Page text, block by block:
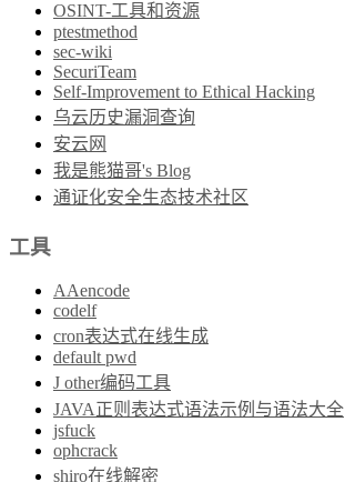
OSINT-工具和资源
ptestmethod
sec-wiki
SecuriTeam
Self-Improvement to Ethical Hacking
乌云历史漏洞查询
安云网
我是熊猫哥's Blog
通证化安全生态技术社区
工具
AAencode
codelf
cron表达式在线生成
default pwd
J other编码工具
JAVA正则表达式语法示例与语法大全
jsfuck
ophcrack
shiro在线解密